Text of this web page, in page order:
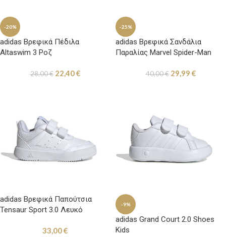
-20%
adidas Βρεφικά Πέδιλα
Altaswim 3 Ροζ
28,00€ 22,40€
-25%
adidas Βρεφικά Σανδάλια
Παραλίας Marvel Spider-Man
40,00€ 29,99 €
adidas Βρεφικά Παπούτσια
Tensaur Sport 3.0 Λευκό
33,00€
-9%
adidas Grand Court 2.0 Shoes
Kids